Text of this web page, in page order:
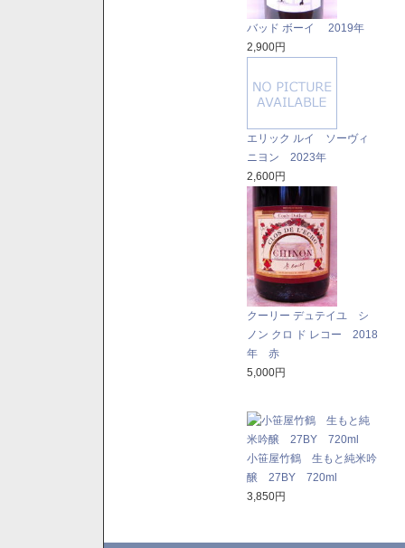
バッド ボーイ 2019年
2,900円
エリック ルイ ソーヴィ
ニヨン 2023年
2,600円
クーリー デュテイユ シ
ノン クロ ド レコー 2018
年 赤
5,000円
小笹屋竹鶴 生もと純米吟
醸 27BY 720ml
3,850円